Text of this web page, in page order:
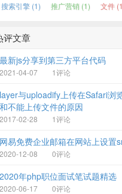
搜索引擎 (1)
推广营销 (1) 文件
评文章
最新js分享到第三方平台代码
2021-04-07 1评论
layer与uploadify上传在Safari浏
和不能上传文件的原因
2017-02-28 1评论
网易免费企业邮箱在网站上设置
2020-12-08 0评论
2020年php职位面试笔试题精选
2020-06-17 0评论